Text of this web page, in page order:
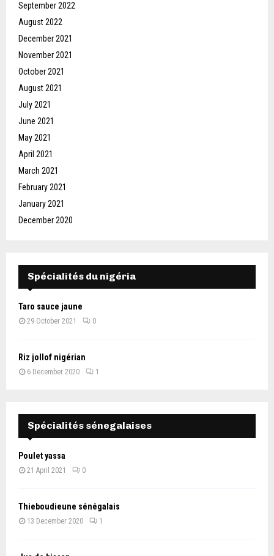
September 2022
August 2022
December 2021
November 2021
October 2021
August 2021
July 2021
June 2021
May 2021
April 2021
March 2021
February 2021
January 2021
December 2020
Spécialités du nigéria
Taro sauce jaune
29 October 2021 0
Riz jollof nigérian
6 December 2020 1
Spécialités sénegalaises
Poulet yassa
21 April 2021 0
Thieboudieune sénégalais
13 December 2020 1